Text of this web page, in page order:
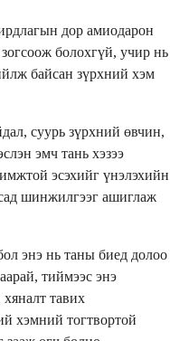
дор амиодарон
болохгүй, учир нь
байсан зүрхний хэм
суурь зүрхний өвчин,
эмч тань хэзээ
эсэхийг үнэлэхийн
шинжилгээг ашиглаж
энэ нь таны биед долоо
тиймээс энэ
тавих
хэмний тогтвортой